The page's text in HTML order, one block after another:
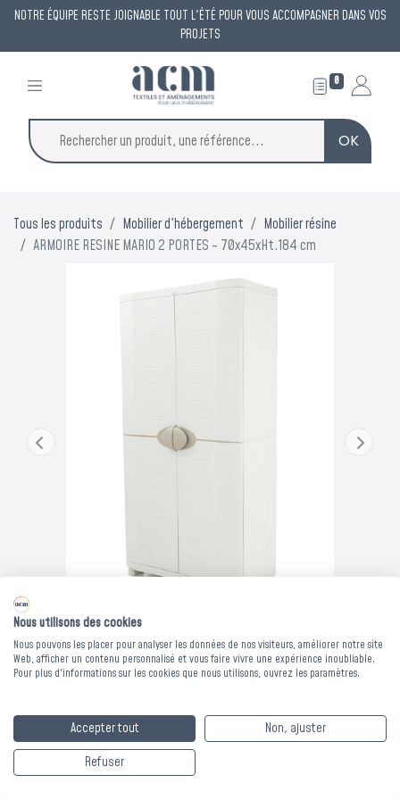
NOTRE ÉQUIPE RESTE JOIGNABLE TOUT L'ÉTÉ POUR VOUS ACCOMPAGNER DANS VOS
PROJETS
0
OK
Tous les produits Mobilier d'hébergement
Mobilier résine
ARMOIRE RESINE MARIO 2 PORTES - 70x45xHt.184 cm
ARMOIRE RESINE
MARIO 2 PORTES -
70x45xHt.184 cm
×
ACM reste à votre
écoute
tout l'été
Les bons de commande doivent être validés avant le 31
août pour bénéficier du dispositif exceptionnel.
Nous utilisons des cookies
Nous pouvons les placer pour analyser les données de nos visiteurs, améliorer notre site
Web, afficher un contenu personnalisé et vous faire vivre une expérience inoubliable.
Pour plus d'informations sur les cookies que nous utilisons, ouvrez les paramètres.
Accepter tout
Non, ajuster
Refuser